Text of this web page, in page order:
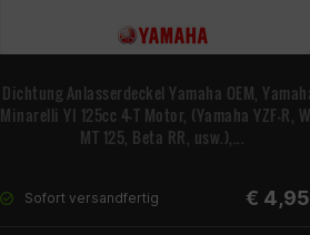
Dichtung Anlasserdeckel Yamaha OEM,
Minarelli YI 125cc 4-T Motor, (Yamaha YZF-R,
MT 125, Beta RR, usw.),...
Sofort versandfertig €